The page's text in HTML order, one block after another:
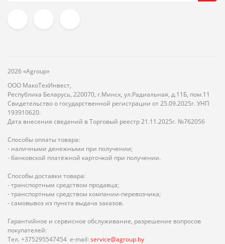
2026 «Agroup»
ООО МакоТехИнвест,
Республика Беларусь, 220070, г.Минск, ул.Радиальная, д.11Б, пом.11
Свидетельство о государственной регистрации от 25.09.2025г. УНП
193910620.
Дата внесения сведений в Торговый реестр 21.11.2025г. №762056
Способы оплаты товара:
- наличными денежными при получении;
- банковской платёжной карточкой при получении.
Способы доставки товара:
- транспортным средством продавца;
- транспортным средством компании-перевозчика;
- самовывоз из пункта выдача заказов.
Гарантийное и сервисное обслуживание, разрешение вопросов
покупателей:
Тел. +375295547454 e-mail: service@agroup.by